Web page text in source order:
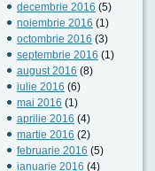
decembrie 2016 (5)
noiembrie 2016 (1)
octombrie 2016 (3)
septembrie 2016 (1)
august 2016 (8)
iulie 2016 (6)
mai 2016 (1)
aprilie 2016 (4)
martie 2016 (2)
februarie 2016 (5)
ianuarie 2016 (4)